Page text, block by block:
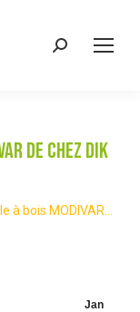
Recherche
de chez Dik
à bois MODIVAR…
Jan